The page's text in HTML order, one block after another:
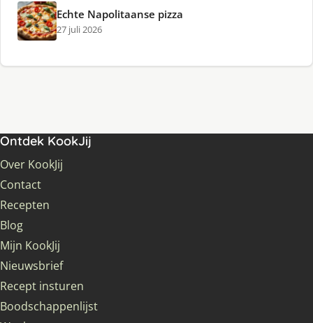
Echte Napolitaanse pizza
27 juli 2026
Ontdek KookJij
Over KookJij
Contact
Recepten
Blog
Mijn KookJij
Nieuwsbrief
Recept insturen
Boodschappenlijst